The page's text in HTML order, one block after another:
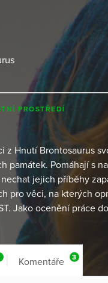
PROSTŘEDÍ
Hnutí Brontosaurus
památek. Pomáhají s
jejich příběhy
pro věci, na kterých
Jako ocenění práce
Komentáře 3